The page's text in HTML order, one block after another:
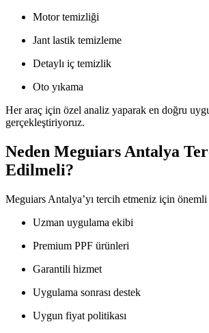
Motor temizliği
Jant lastik temizleme
Detaylı iç temizlik
Oto yıkama
Her araç için özel analiz yaparak en doğru
gerçekleştiriyoruz.
Neden Meguiars Antalya
Edilmeli?
Meguiars Antalya’yı tercih etmeniz için önemli
Uzman uygulama ekibi
Premium PPF ürünleri
Garantili hizmet
Uygulama sonrası destek
Uygun fiyat politikası